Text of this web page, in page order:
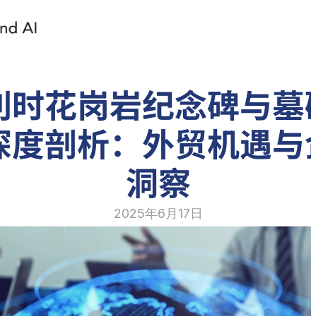
时花岗岩纪念碑与
度剖析：外贸机遇
洞察
2025年6月17日